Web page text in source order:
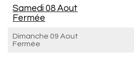
Samedi 08 Aout
Fermée
Dimanche 09 Aout
Fermée